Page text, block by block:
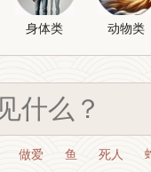
身体类 动物类
做爱 鱼 死人